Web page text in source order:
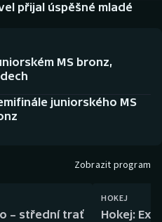
přijal úspěšné mladé
MS bronz,
juniorského MS
Zobrazit program
– střední trať
HOKEJ
Hokej: